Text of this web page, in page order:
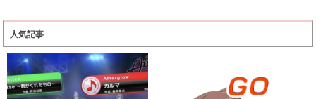
人気記事